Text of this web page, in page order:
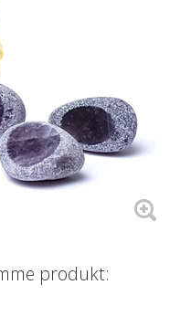
produkt: